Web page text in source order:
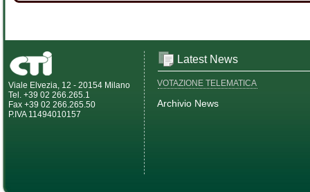
Viale Elvezia, 12 - 20154 Milano
Tel. +39 02 266.265.1
Fax +39 02 266.265.50
P.IVA 11494010157
Latest News
VOTAZIONE TELEMATICA
Archivio News